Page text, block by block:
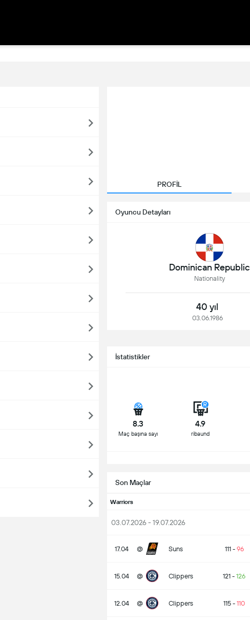
PROFİL
Oyuncu Detayları
Dominican Republic
Nationality
40 yıl
03.06.1986
İstatistikler
8.3
Maç başına sayı
4.9
ribaund
Son Maçlar
Warriors
03.07.2026 - 19.07.2026
17.04 @ Suns 111- 96
15.04 @ Clippers 121 - 126
12.04 @ Clippers 115 - 110